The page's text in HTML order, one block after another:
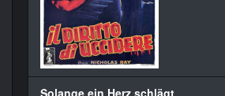
Solange ein Herz schlägt